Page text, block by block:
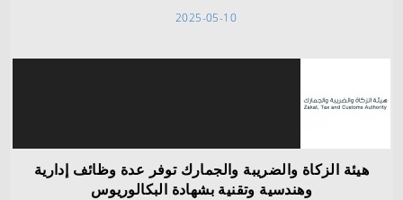
2025-05-10
هيئة الزكاة والضريبة والجمارك توفر عدة وظائف إدارية
وهندسية وتقنية بشهادة البكالوريوس